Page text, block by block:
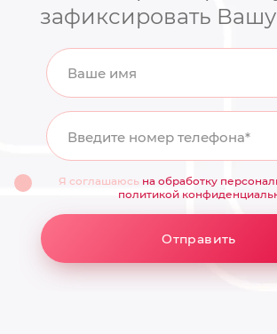
зафиксировать
Ваше имя
Введите номер телефона*
Я соглашаюсь на обработку
политикой
Отправить